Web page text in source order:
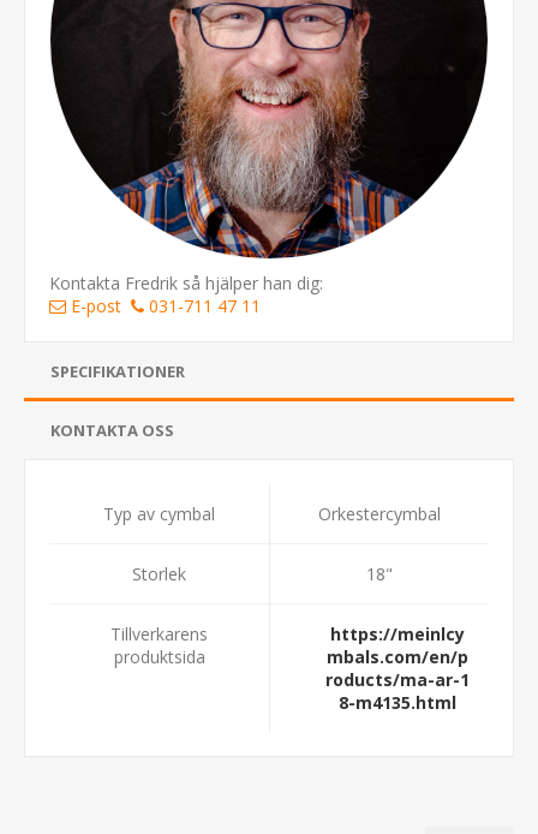
Kontakta Fredrik så hjälper han dig:
E-post
031-711 47 11
SPECIFIKATIONER
KONTAKTA OSS
Typ av cymbal Orkestercymbal
Storlek 18"
Tillverkarens
produktsida
https://meinlcy
mbals.com/en/p
roducts/ma-ar-1
8-m4135.html